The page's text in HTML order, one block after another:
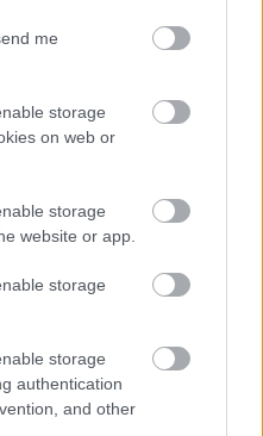
me
storage
on web or
storage
website or app.
storage
storage
authentication
and other